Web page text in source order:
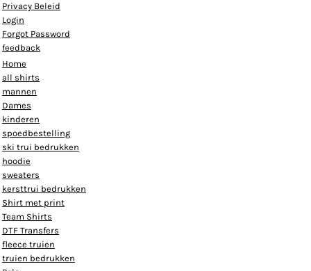
Privacy Beleid
Login
Forgot Password
feedback
Home
all shirts
mannen
Dames
kinderen
spoedbestelling
ski trui bedrukken
hoodie
sweaters
kersttrui bedrukken
Shirt met print
Team Shirts
DTF Transfers
fleece truien
truien bedrukken